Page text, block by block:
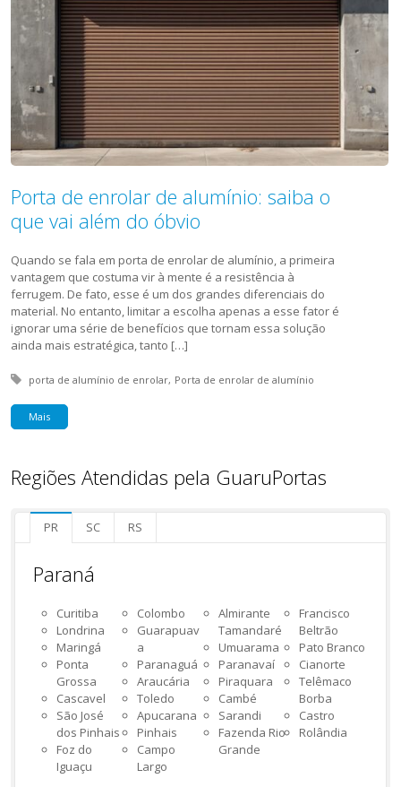
Porta de enrolar de alumínio: saiba o
que vai além do óbvio
Quando se fala em porta de enrolar de alumínio, a primeira
vantagem que costuma vir à mente é a resistência à
ferrugem. De fato, esse é um dos grandes diferenciais do
material. No entanto, limitar a escolha apenas a esse fator é
ignorar uma série de benefícios que tornam essa solução
ainda mais estratégica, tanto […]
Tagged with:
porta de alumínio de enrolar Porta de enrolar de alumínio
Mais
Regiões Atendidas pela GuaruPortas
PR SC RS
Paraná
Curitiba
Londrina
Maringá
Ponta
Grossa
Cascavel
São José
dos Pinhais
Foz do
Iguaçu
Colombo
Guarapuav
a
Paranaguá
Araucária
Toledo
Apucarana
Pinhais
Campo
Largo
Almirante
Tamandaré
Umuarama
Paranavaí
Piraquara
Cambé
Sarandi
Fazenda Rio
Grande
Francisco
Beltrão
Pato Branco
Cianorte
Telêmaco
Borba
Castro
Rolândia